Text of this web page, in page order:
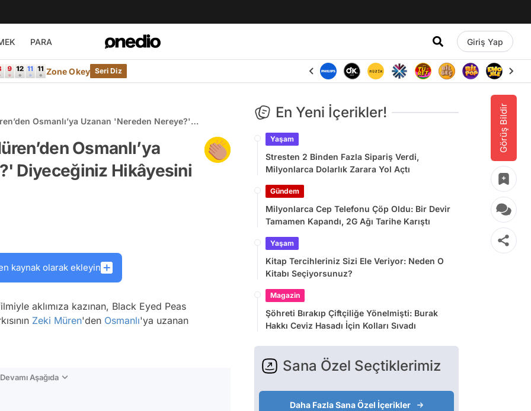
PARA Giriş Yap
Zone Okey Seri Diz
Görüş Bildir
Osmanlı’ya Uzanan 'Nereden Nereye?'
Osmanlı’ya
Diyeceğiniz Hikâyesini
kaynak olarak ekleyin
aklımıza kazınan, Black Eyed Peas
Zeki Müren'den Osmanlı'ya uzanan
Aşağıda
En Yeni İçerikler!
Yaşam
Stresten 2 Binden Fazla Sipariş Verdi,
Milyonlarca Dolarlık Zarara Yol Açtı
Gündem
Milyonlarca Cep Telefonu Çöp Oldu: Bir Devir
Tamamen Kapandı, 2G Ağı Tarihe Karıştı
Yaşam
Kitap Tercihleriniz Sizi Ele Veriyor: Neden O
Kitabı Seçiyorsunuz?
Magazin
Şöhreti Bırakıp Çiftçiliğe Yönelmişti: Burak
Hakkı Ceviz Hasadı İçin Kolları Sıvadı
Sana Özel Seçtiklerimiz
Daha Fazla Sana Özel İçerikler